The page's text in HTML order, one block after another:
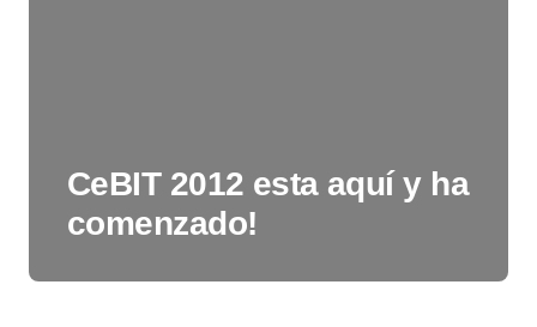
CeBIT 2012 esta aquí y ha
comenzado!